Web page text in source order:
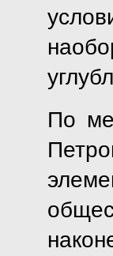
По